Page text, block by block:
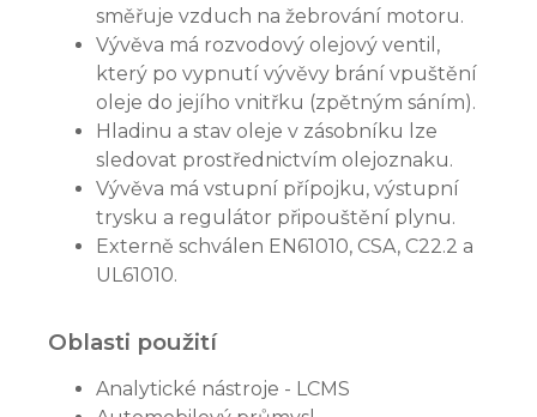
směřuje vzduch na žebrování motoru.
Vývěva má rozvodový olejový ventil,
který po vypnutí vývěvy brání vpuštění
oleje do jejího vnitřku (zpětným sáním).
Hladinu a stav oleje v zásobníku lze
sledovat prostřednictvím olejoznaku.
Vývěva má vstupní přípojku, výstupní
trysku a regulátor připouštění plynu.
Externě schválen EN61010, CSA, C22.2 a
UL61010.
Oblasti použití
Analytické nástroje - LCMS